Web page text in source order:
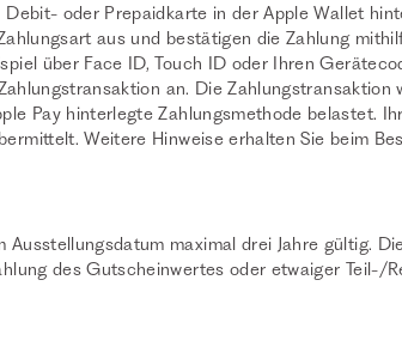
oder Prepaidkarte in der Apple Wallet
aus und bestätigen die Zahlung
über Face ID, Touch ID oder Ihren
an. Die Zahlungstransaktion
Pay hinterlegte Zahlungsmethode belastet.
Weitere Hinweise erhalten Sie beim
maximal drei Jahre gültig.
des Gutscheinwertes oder etwaiger Teil-/